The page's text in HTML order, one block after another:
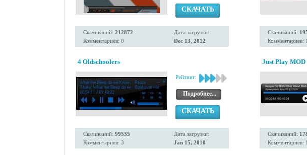
СКАЧАТЬ
Скачиваний: 212872
Комментариев: 0
Дата загрузки:
Dec 13, 2012
Скачиваний:
Комментариев: 1
4 Oldschoolers
Рейтинг:
Подробнее...
СКАЧАТЬ
Скачиваний: 99535
Комментариев: 3
Дата загрузки:
Jan 15, 2010
Just Play MOD
Скачиваний:
Комментариев: 1